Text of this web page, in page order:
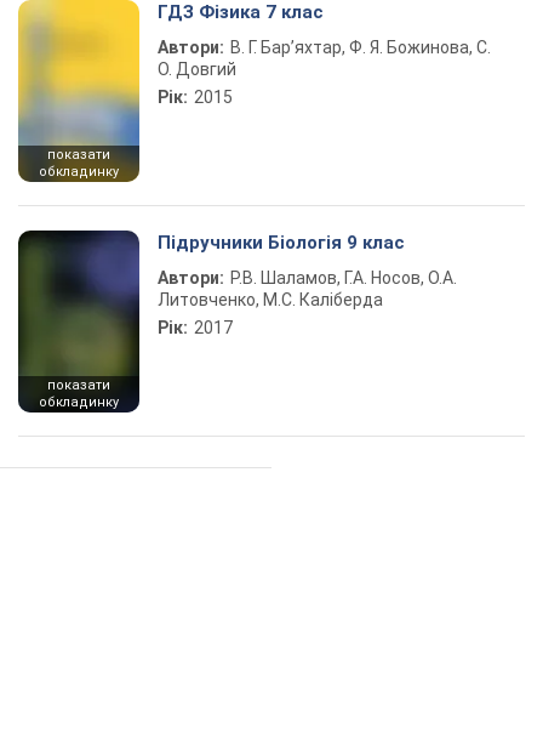
показати
обкладинку
ГДЗ Фізика 7 клас
Автори: В. Г. Бар’яхтар, Ф. Я. Божинова, С.
О. Довгий
Рік: 2015
показати
обкладинку
Підручники Біологія 9 клас
Автори: Р.В. Шаламов, Г.А. Носов, О.А.
Литовченко, М.С. Каліберда
Рік: 2017